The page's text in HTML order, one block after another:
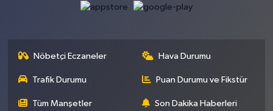
Nöbetçi Eczaneler Hava Durumu
Trafik Durumu Puan Durumu ve Fikstür
Tüm Manşetler Son Dakika Haberleri